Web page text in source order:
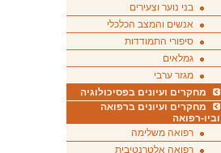
בני נוער וצעירים
אנשים והמצב הכלכלי
סיפורי התמודדות
גמלאים
מגזר ערבי
מחקרים ועיונים בפסיכולוגיה
מחקרים ועיונים ברפואה
וביו-רפואה
רפואה משלימה
רפואה אלטרנטיבית